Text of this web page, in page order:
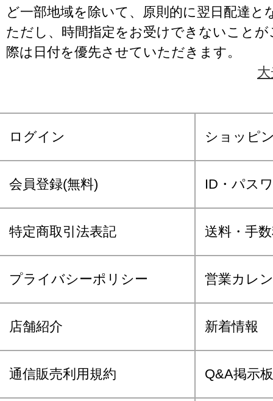
ど一部地域を除いて、原則的に翌日配達と
ただし、時間指定をお受けできないこと
際は日付を優先させていただきます。
ログイン ショッピ
会員登録(無料) ID・パス
特定商取引法表記 送料・手
プライバシーポリシー 営業カレ
店舗紹介 新着情報
通信販売利用規約 Q&A掲示板